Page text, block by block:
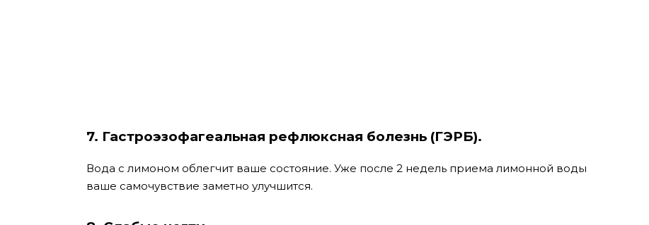
7. Гастроэзофагеальная рефлюксная болезнь (ГЭРБ).
Вода с лимоном облегчит ваше состояние. Уже после 2 недель приема лимонной воды
ваше самочувствие заметно улучшится.